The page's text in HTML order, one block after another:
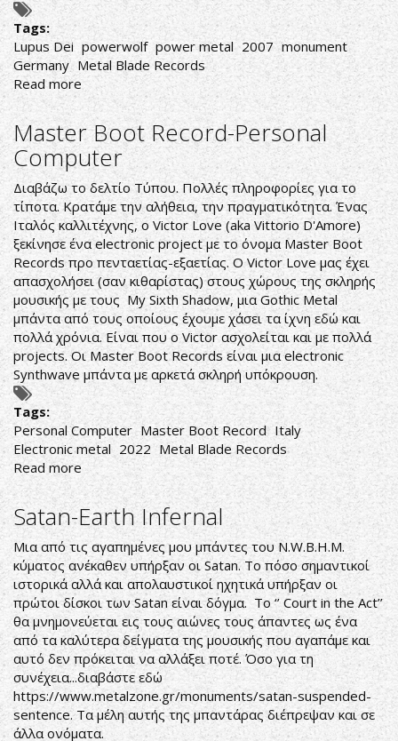
Tags:
Lupus Dei powerwolf power metal 2007 monument
Germany Metal Blade Records
Read moreabout
Powerwolf-
Lupus
Dei
Master Boot Record-Personal
Computer
Διαβάζω το δελτίο Τύπου. Πολλές πληροφορίες για το
τίποτα. Κρατάμε την αλήθεια, την πραγματικότητα. Ένας
Ιταλός καλλιτέχνης, ο Victor Love (aka Vittorio D'Amore)
ξεκίνησε ένα electronic project με το όνομα Master Boot
Records προ πενταετίας-εξαετίας. Ο Victor Love μας έχει
απασχολήσει (σαν κιθαρίστας) στους χώρους της σκληρής
μουσικής με τους My Sixth Shadow, μια Gothic Metal
μπάντα από τους οποίους έχουμε χάσει τα ίχνη εδώ και
πολλά χρόνια. Είναι που ο Victor ασχολείται και με πολλά
projects. Οι Master Boot Records είναι μια electronic
Synthwave μπάντα με αρκετά σκληρή υπόκρουση.
Tags:
Personal Computer Master Boot Record Italy
Electronic metal 2022 Metal Blade Records
Read more about
Master
Boot
Record-
Personal
Computer
Satan-Earth Infernal
Μια από τις αγαπημένες μου μπάντες του N.W.B.H.M.
κύματος ανέκαθεν υπήρξαν οι Satan. Το πόσο σημαντικοί
ιστορικά αλλά και απολαυστικοί ηχητικά υπήρξαν οι
πρώτοι δίσκοι των Satan είναι δόγμα. Το ‘’ Court in the Act’’
θα μνημονεύεται εις τους αιώνες τους άπαντες ως ένα
από τα καλύτερα δείγματα της μουσικής που αγαπάμε και
αυτό δεν πρόκειται να αλλάξει ποτέ. Όσο για τη
συνέχεια...διαβάστε εδώ
https://www.metalzone.gr/monuments/satan-suspended-
sentence. Τα μέλη αυτής της μπαντάρας διέπρεψαν και σε
άλλα ονόματα.